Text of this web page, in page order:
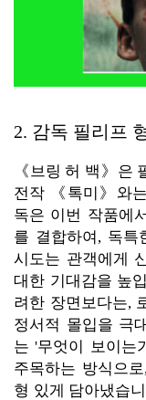
2. 감독 필리프
《브링 허 백》은
전작 《톡미》와
독은 이번 작품에
를 결합하여, 독특
시도는 관객에게
대한 기대감을 높
려한 장면보다는,
정서적 몰입을 극
는 '무엇이 보이는
주목하는 방식으
형 있게 담아냈습